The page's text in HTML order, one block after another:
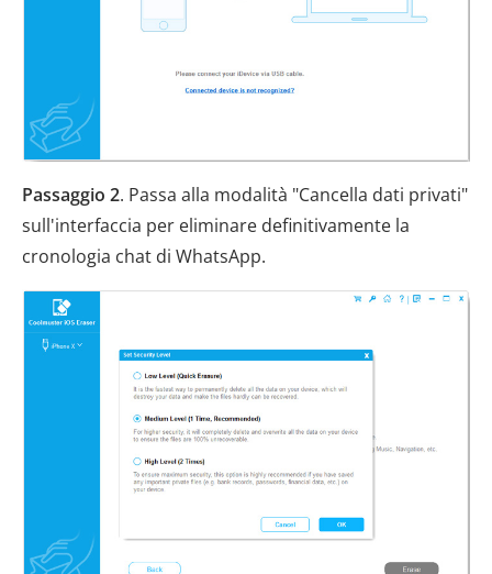
Passaggio 2. Passa alla modalità "Cancella dati privati"
sull'interfaccia per eliminare definitivamente la
cronologia chat di WhatsApp.